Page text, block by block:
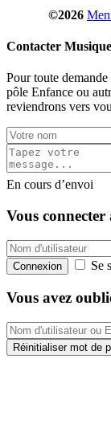
©2026
Contacter
Pour toute
pôle Enfance ou
reviendrons vers
En cours d’envoi
Vous
Connexion Se
Vous avez
Réinitialiser mot de